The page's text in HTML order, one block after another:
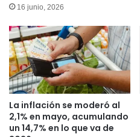
16 junio, 2026
La inflación se moderó al
2,1% en mayo, acumulando
un 14,7% en lo que va de